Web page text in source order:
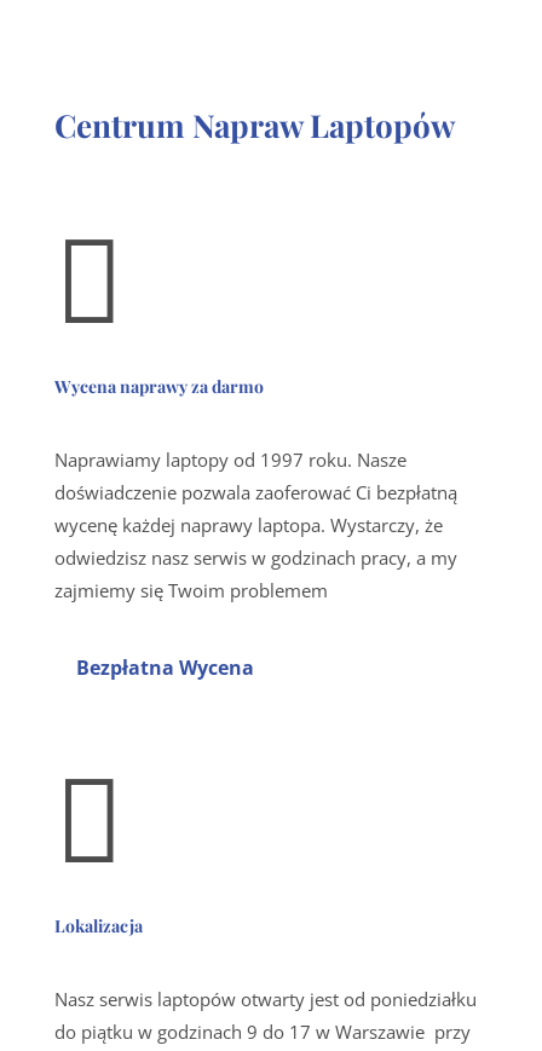
Centrum Napraw Laptopów

Wycena naprawy za darmo
Naprawiamy laptopy od 1997 roku. Nasze
doświadczenie pozwala zaoferować Ci bezpłatną
wycenę każdej naprawy laptopa. Wystarczy, że
odwiedzisz nasz serwis w godzinach pracy, a my
zajmiemy się Twoim problemem
Bezpłatna Wycena

Lokalizacja
Nasz serwis laptopów otwarty jest od poniedziałku
do piątku w godzinach 9 do 17 w Warszawie przy